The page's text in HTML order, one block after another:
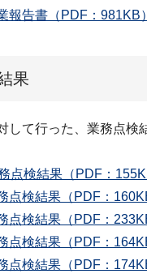
報告書（PDF：981KB）
果
して行った、業務点検
点検結果（PDF：
点検結果（PDF：
点検結果（PDF：
点検結果（PDF：
点検結果（PDF：